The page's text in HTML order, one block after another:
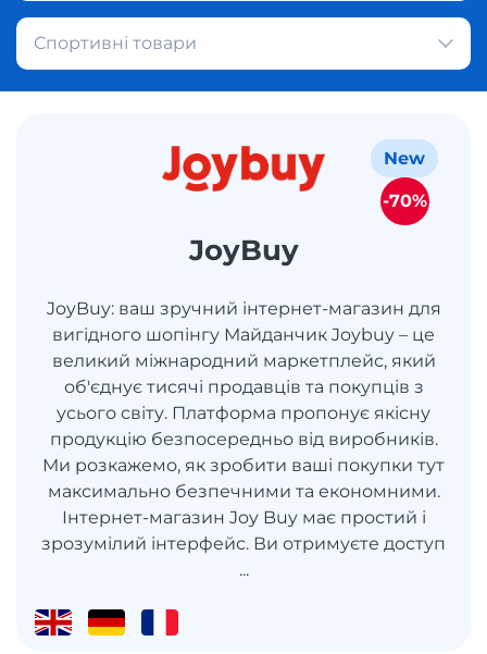
Спортивні товари
JoyBuy
JoyBuy: ваш зручний інтернет-магазин для
вигідного шопінгу Майданчик Joybuy – це
великий міжнародний маркетплейс, який
об'єднує тисячі продавців та покупців з
усього світу. Платформа пропонує якісну
продукцію безпосередньо від виробників.
Ми розкажемо, як зробити ваші покупки тут
максимально безпечними та економними.
Інтернет-магазин Joy Buy має простий і
зрозумілий інтерфейс. Ви отримуєте доступ
...
New
-70%